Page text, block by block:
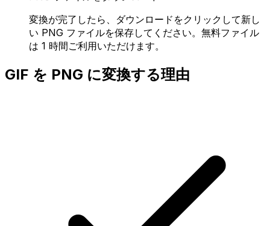
変換が完了したら、ダウンロードをクリックして新し
い PNG ファイルを保存してください。無料ファイル
は 1 時間ご利用いただけます。
GIF を PNG に変換する理由